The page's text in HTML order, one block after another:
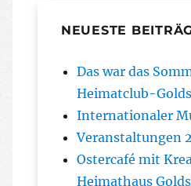
NEUESTE
Das war das
Heimatclub-
Internationaler
Veranstaltungen
Ostercafé mit
Heimathaus